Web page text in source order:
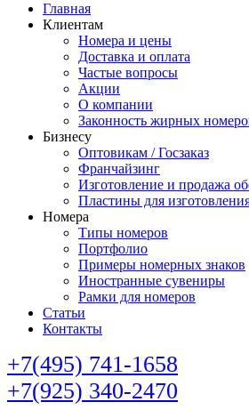
Главная
Клиентам
Номера и цены
Доставка и оплата
Частые вопросы
Акции
О компании
Законность жирных
Бизнесу
Оптовикам / Госзаказ
Франчайзинг
Изготовление и продажа
Пластины для
Номера
Типы номеров
Портфолио
Примеры номерных знаков
Иностранные сувениры
Рамки для номеров
Статьи
Контакты
+7(495) 741-1658
+7(925) 340-2470